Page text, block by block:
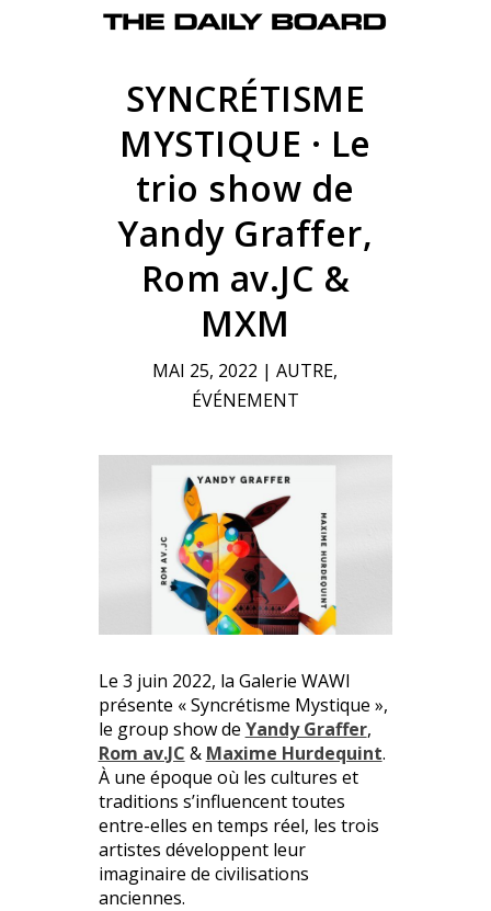
SYNCRÉTISME
MYSTIQUE · Le
trio show de
Yandy Graffer,
Rom av.JC &
MXM
MAI 25, 2022 |AUTRE,
ÉVÉNEMENT
Le 3 juin 2022, la Galerie WAWI
présente « Syncrétisme Mystique »,
le group show de Yandy Graffer,
Rom av.JC & Maxime Hurdequint.
À une époque où les cultures et
traditions s’influencent toutes
entre-elles en temps réel, les trois
artistes développent leur
imaginaire de civilisations
anciennes.